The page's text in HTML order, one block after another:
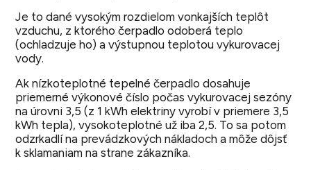
Je to dané vysokým rozdielom vonkajších teplôt
vzduchu, z ktorého čerpadlo odoberá teplo
(ochladzuje ho) a výstupnou teplotou vykurovacej
vody.
Ak nízkoteplotné tepelné čerpadlo dosahuje
priemerné výkonové číslo počas vykurovacej sezóny
na úrovni 3,5 (z 1 kWh elektriny vyrobí v priemere 3,5
kWh tepla), vysokoteplotné už iba 2,5. To sa potom
odzrkadlí na prevádzkových nákladoch a môže dôjsť
k sklamaniam na strane zákazníka.